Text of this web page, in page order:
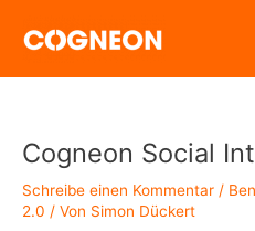
Inhalt
Cogneon Social
Schreibe einen Kommentar /
2.0 / Von Simon Dückert